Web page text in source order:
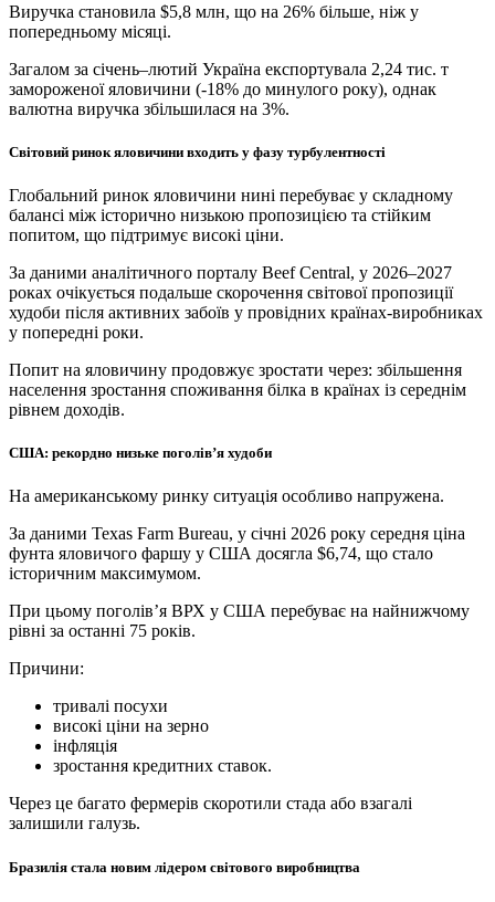
Виручка становила $5,8 млн, що на 26% більше, ніж у
попередньому місяці.
Загалом за січень–лютий Україна експортувала 2,24 тис. т
замороженої яловичини (-18% до минулого року), однак
валютна виручка збільшилася на 3%.
Світовий ринок яловичини входить у фазу турбулентності
Глобальний ринок яловичини нині перебуває у складному
балансі між історично низькою пропозицією та стійким
попитом, що підтримує високі ціни.
За даними аналітичного порталу Beef Central, у 2026–2027
роках очікується подальше скорочення світової пропозиції
худоби після активних забоїв у провідних країнах-виробниках
у попередні роки.
Попит на яловичину продовжує зростати через: збільшення
населення зростання споживання білка в країнах із середнім
рівнем доходів.
США: рекордно низьке поголів’я худоби
На американському ринку ситуація особливо напружена.
За даними Texas Farm Bureau, у січні 2026 року середня ціна
фунта яловичого фаршу у США досягла $6,74, що стало
історичним максимумом.
При цьому поголів’я ВРХ у США перебуває на найнижчому
рівні за останні 75 років.
Причини:
тривалі посухи
високі ціни на зерно
інфляція
зростання кредитних ставок.
Через це багато фермерів скоротили стада або взагалі
залишили галузь.
Бразилія стала новим лідером світового виробництва